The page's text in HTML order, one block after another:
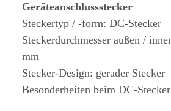
Geräteanschlussstecker
Steckertyp / -form: DC-Stecker
Steckerdurchmesser außen /
mm
Stecker-Design: gerader Stecker
Besonderheiten beim DC-